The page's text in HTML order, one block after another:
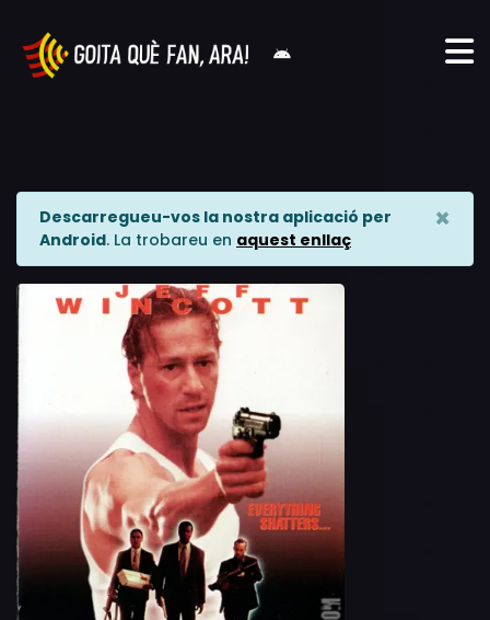
Descarregueu-vos la nostra aplicació per
Android. La trobareu en aquest enllaç
×